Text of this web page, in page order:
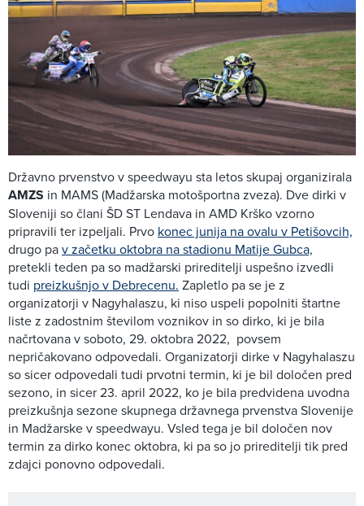
Državno prvenstvo v speedwayu sta letos skupaj organizirala
AMZS in MAMS (Madžarska motošportna zveza). Dve dirki v
Sloveniji so člani ŠD ST Lendava in AMD Krško vzorno
pripravili ter izpeljali. Prvo konec junija na ovalu v Petišovcih,
drugo pav začetku oktobra na stadionu Matije Gubca,
pretekli teden pa so madžarski prireditelji uspešno izvedli
tudi preizkušnjo v Debrecenu. Zapletlo pa se je z
organizatorji v Nagyhalaszu, ki niso uspeli popolniti štartne
liste z zadostnim številom voznikov in so dirko, ki je bila
načrtovana v soboto, 29. oktobra 2022, povsem
nepričakovano odpovedali. Organizatorji dirke v Nagyhalaszu
so sicer odpovedali tudi prvotni termin, ki je bil določen pred
sezono, in sicer 23. april 2022, ko je bila predvidena uvodna
preizkušnja sezone skupnega državnega prvenstva Slovenije
in Madžarske v speedwayu. Vsled tega je bil določen nov
termin za dirko konec oktobra, ki pa so jo prireditelji tik pred
zdajci ponovno odpovedali.